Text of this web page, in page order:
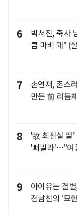
6
박서진, 축사
큼 마비 돼" (
7
손연재, 촌스
만든 前 리듬
8
'故 최진실 딸'
'뼈말라'…"여
9
아이유는 결
전남친의 '묘